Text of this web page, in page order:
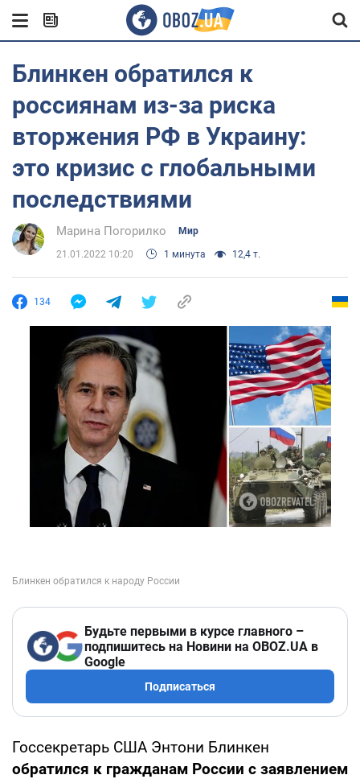
Блинкен обратился к
россиянам из-за риска
вторжения РФ в Украину:
это кризис с глобальными
последствиями
Марина Погорилко Мир
21.01.2022 10:20 1 минута 12,4 т.
134
Будьте первыми в курсе главного –
подпишитесь на Новини на OBOZ.UA в
Google
Подписаться
Госсекретарь США Энтони Блинкен
обратился к гражданам России с заявлением